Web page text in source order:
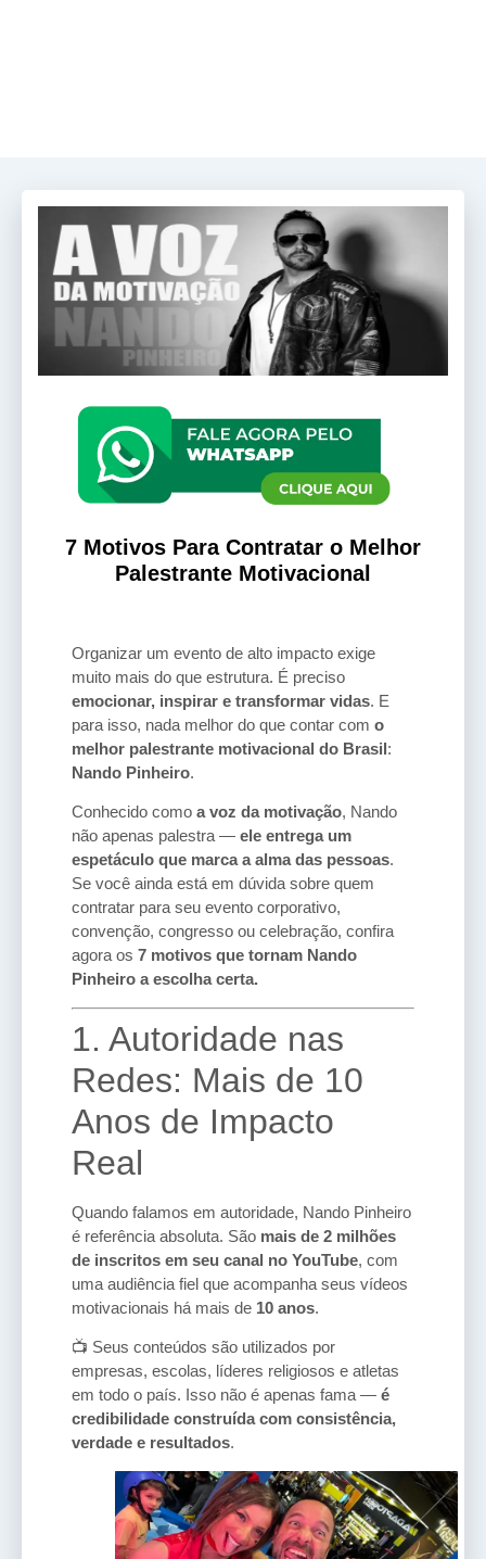
7 Motivos Para Contratar o Melhor
Palestrante Motivacional
Organizar um evento de alto impacto exige
muito mais do que estrutura. É preciso
emocionar, inspirar e transformar vidas. E
para isso, nada melhor do que contar com o
melhor palestrante motivacional do Brasil:
Nando Pinheiro.
Conhecido como a voz da motivação, Nando
não apenas palestra — ele entrega um
espetáculo que marca a alma das pessoas.
Se você ainda está em dúvida sobre quem
contratar para seu evento corporativo,
convenção, congresso ou celebração, confira
agora os 7 motivos que tornam Nando
Pinheiro a escolha certa.
1. Autoridade nas
Redes: Mais de 10
Anos de Impacto
Real
Quando falamos em autoridade, Nando Pinheiro
é referência absoluta. São mais de 2 milhões
de inscritos em seu canal no YouTube, com
uma audiência fiel que acompanha seus vídeos
motivacionais há mais de 10 anos.
📺 Seus conteúdos são utilizados por
empresas, escolas, líderes religiosos e atletas
em todo o país. Isso não é apenas fama — é
credibilidade construída com consistência,
verdade e resultados.